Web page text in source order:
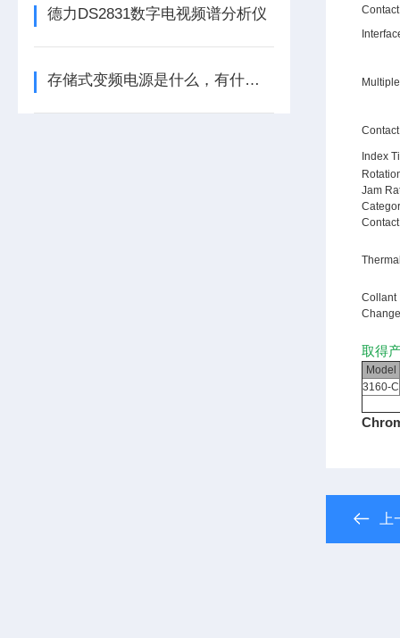
德力DS2831数字电视频谱分析仪
存储式变频电源是什么，有什么特点
Index
Jam
Collant
取得
Model
3160-C